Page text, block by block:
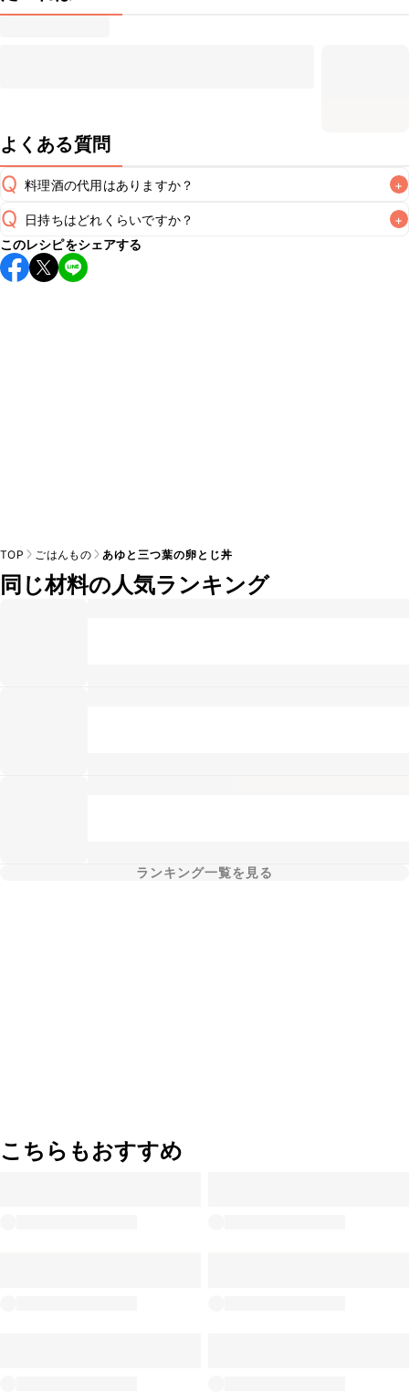
よくある質問
Q 料理酒の代用はありますか？ +
A
Q 日持ちはどれくらいですか？ +
こちらのレシピは出来たてをお召し上がりいただくことをお
すすめします。
このレシピをシェアする
TOP ごはんもの あゆと三つ葉の卵とじ丼
同じ材料の人気ランキング
ランキング一覧を見る
こちらもおすすめ